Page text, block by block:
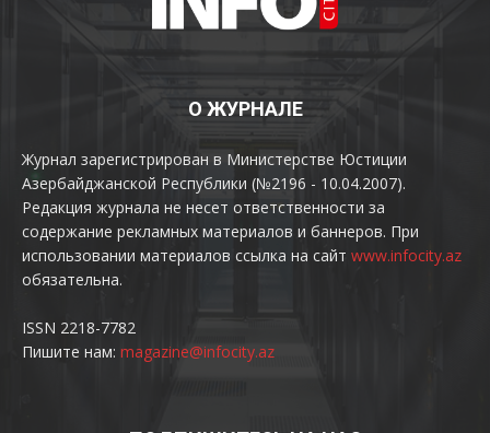
О ЖУРНАЛЕ
Журнал зарегистрирован в Министерстве Юстиции
Азербайджанской Республики (№2196 - 10.04.2007).
Редакция журнала не несет ответственности за
содержание рекламных материалов и баннеров. При
использовании материалов ссылка на сайт www.infocity.az
обязательна.
ISSN 2218-7782
Пишите нам: magazine@infocity.az